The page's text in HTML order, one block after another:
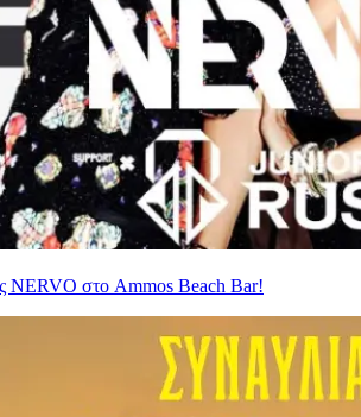
NERVO στο Ammos Beach Bar!